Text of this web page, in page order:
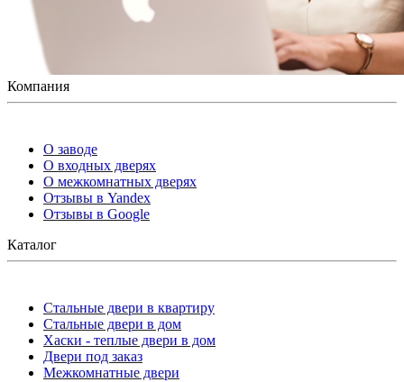
Компания
О заводе
О входных дверях
О межкомнатных дверях
Отзывы в Yandex
Отзывы в Google
Каталог
Стальные двери в квартиру
Стальные двери в дом
Хаски - теплые двери в дом
Двери под заказ
Межкомнатные двери